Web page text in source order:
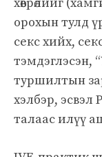
орохын тулд
секс хийх,
тэмдэглэсэн,
туршилтын
хэлбэр, эсвэл
талаас илүү